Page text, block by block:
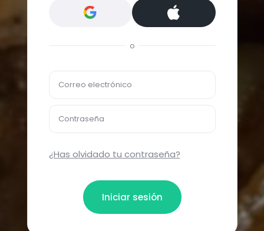
o
Correo electrónico
Contraseña
¿Has olvidado tu contraseña?
Iniciar sesión